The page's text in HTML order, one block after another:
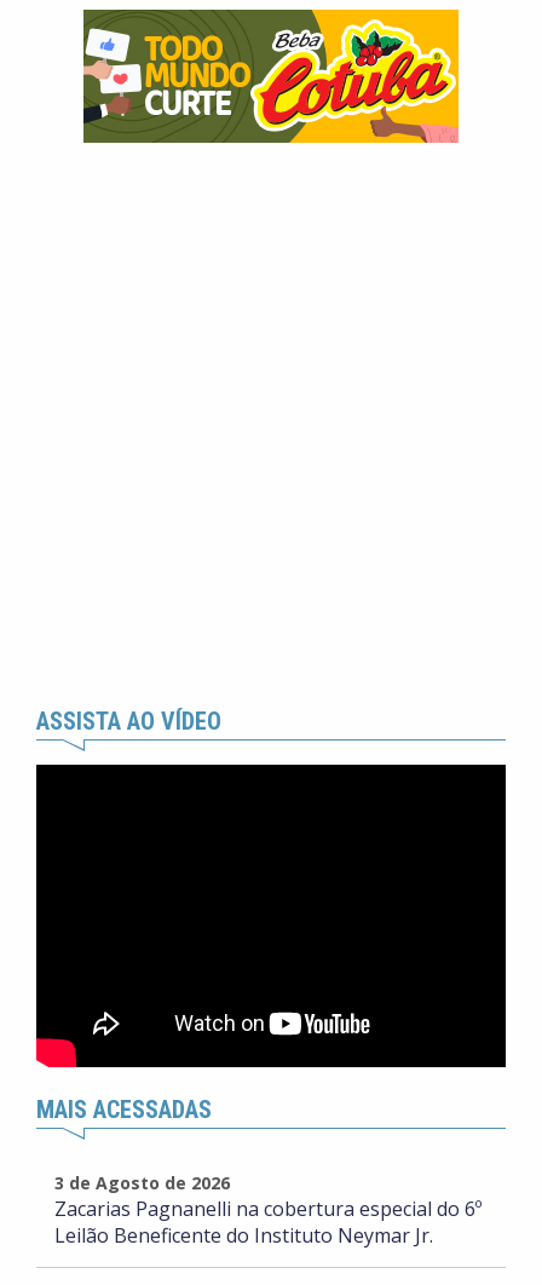
ASSISTA AO VÍDEO
MAIS ACESSADAS
3 de Agosto de 2026
Zacarias Pagnanelli na cobertura especial do 6º
Leilão Beneficente do Instituto Neymar Jr.